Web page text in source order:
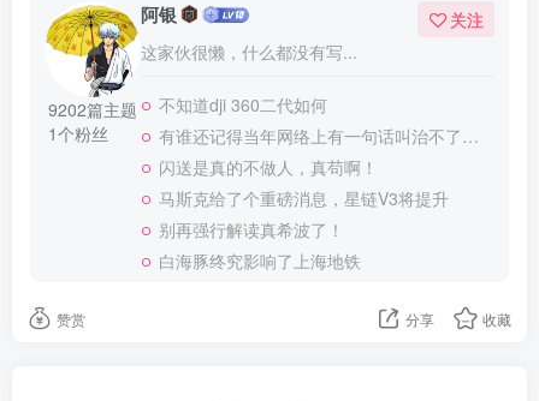
9202篇主题
1个粉丝
阿银
这家伙很懒，什么都没有写...
关注
不知道dji 360二代如何
有谁还记得当年网络上有一句话叫治不了洋人还治不了你吗
闪送是真的不做人，真苟啊！
马斯克给了个重磅消息，星链V3将提升
别再强行解读真希波了！
白海豚终究影响了上海地铁
赞赏 分享 收藏